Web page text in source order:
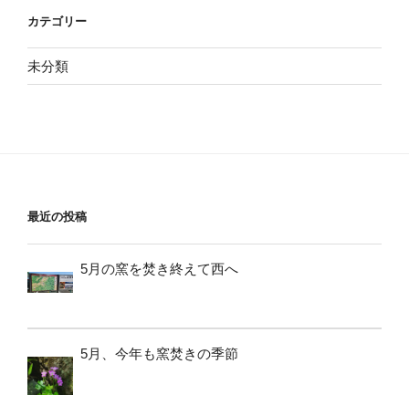
カテゴリー
未分類
最近の投稿
5月の窯を焚き終えて西へ
5月、今年も窯焚きの季節